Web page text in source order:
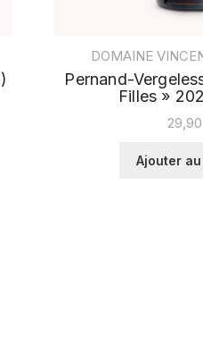
DOMAINE
Pernand-
Filles »
Ajouter